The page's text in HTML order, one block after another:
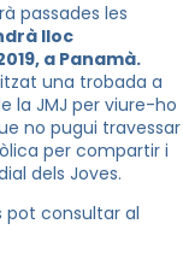
passades les
lloc
a Panamà.
una trobada a
la JMJ per viure-ho
no pugui travessar
per compartir i
dels Joves.
pot consultar al